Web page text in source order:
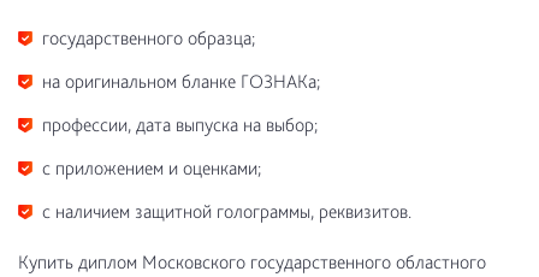
государственного образца;
на оригинальном бланке ГОЗНАКа;
профессии, дата выпуска на выбор;
с приложением и оценками;
с наличием защитной голограммы, реквизитов.
Купить диплом Московского государственного областного